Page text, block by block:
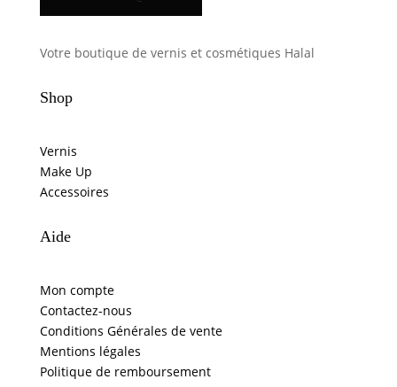
Votre boutique de vernis et cosmétiques Halal
Shop
Vernis
Make Up
Accessoires
Aide
Mon compte
Contactez-nous
Conditions Générales de vente
Mentions légales
Politique de remboursement